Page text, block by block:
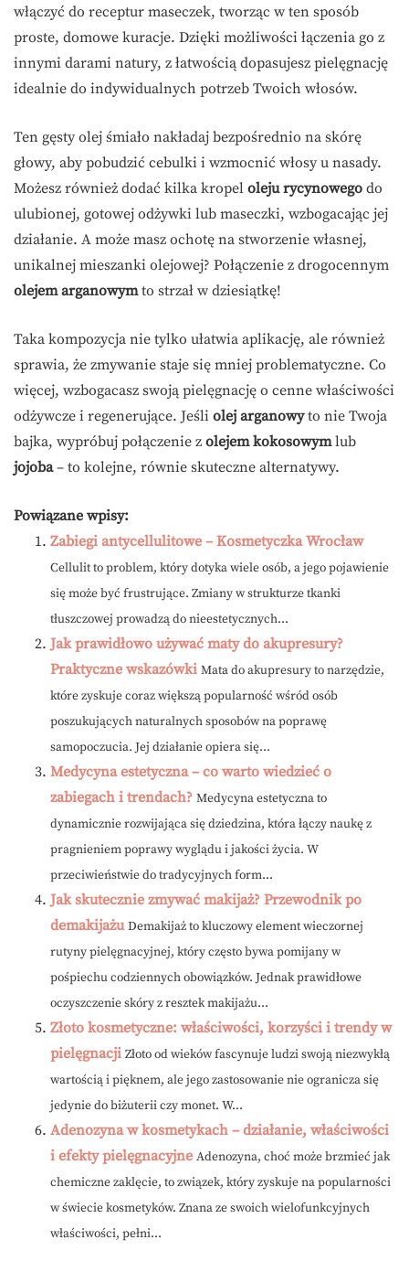
włączyć do receptur maseczek, tworząc w ten sposób
proste, domowe kuracje. Dzięki możliwości łączenia go z
innymi darami natury, z łatwością dopasujesz pielęgnację
idealnie do indywidualnych potrzeb Twoich włosów.
Ten gęsty olej śmiało nakładaj bezpośrednio na skórę
głowy, aby pobudzić cebulki i wzmocnić włosy u nasady.
Możesz również dodać kilka kropel oleju rycynowego do
ulubionej, gotowej odżywki lub maseczki, wzbogacając jej
działanie. A może masz ochotę na stworzenie własnej,
unikalnej mieszanki olejowej? Połączenie z drogocennym
olejem arganowymto strzał w dziesiątkę!
Taka kompozycja nie tylko ułatwia aplikację, ale również
sprawia, że zmywanie staje się mniej problematyczne. Co
więcej, wzbogacasz swoją pielęgnację o cenne właściwości
odżywcze i regenerujące. Jeśli olej arganowyto nie Twoja
bajka, wypróbuj połączenie z olejem kokosowymlub
jojoba– to kolejne, równie skuteczne alternatywy.
Powiązane wpisy:
Zabiegi antycellulitowe – Kosmetyczka Wrocław
Cellulit to problem, który dotyka wiele osób, a jego pojawienie
się może być frustrujące. Zmiany w strukturze tkanki
tłuszczowej prowadzą do nieestetycznych...
Jak prawidłowo używać maty do akupresury?
Praktyczne wskazówki Mata do akupresury to narzędzie,
które zyskuje coraz większą popularność wśród osób
poszukujących naturalnych sposobów na poprawę
samopoczucia. Jej działanie opiera się...
Medycyna estetyczna – co warto wiedzieć o
zabiegach i trendach? Medycyna estetyczna to
dynamicznie rozwijająca się dziedzina, która łączy naukę z
pragnieniem poprawy wyglądu i jakości życia. W
przeciwieństwie do tradycyjnych form...
Jak skutecznie zmywać makijaż? Przewodnik po
demakijażu Demakijaż to kluczowy element wieczornej
rutyny pielęgnacyjnej, który często bywa pomijany w
pośpiechu codziennych obowiązków. Jednak prawidłowe
oczyszczenie skóry z resztek makijażu...
Złoto kosmetyczne: właściwości, korzyści i trendy w
pielęgnacji Złoto od wieków fascynuje ludzi swoją niezwykłą
wartością i pięknem, ale jego zastosowanie nie ogranicza się
jedynie do biżuterii czy monet. W...
Adenozyna w kosmetykach – działanie, właściwości
i efekty pielęgnacyjne Adenozyna, choć może brzmieć jak
chemiczne zaklęcie, to związek, który zyskuje na popularności
w świecie kosmetyków. Znana ze swoich wielofunkcyjnych
właściwości, pełni...